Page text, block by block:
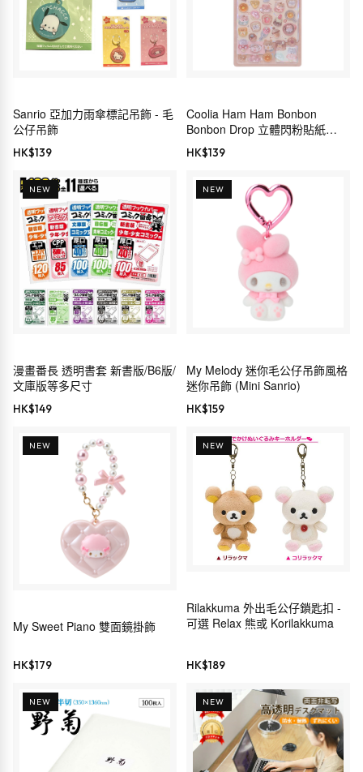
Sanrio 亞加力雨傘標記吊飾 - 毛
公仔吊飾
HK$139
Coolia Ham Ham Bonbon
Bonbon Drop 立體閃粉貼紙
(Cinema Collection)
HK$139
NEW
漫畫番長 透明書套 新書版/B6版/
文庫版等多尺寸
HK$149
NEW
My Melody 迷你毛公仔吊飾風格
迷你吊飾 (Mini Sanrio)
HK$159
NEW
My Sweet Piano 雙面鏡掛飾
HK$179
NEW
Rilakkuma 外出毛公仔鎖匙扣 -
可選 Relax 熊或 Korilakkuma
HK$189
NEW NEW